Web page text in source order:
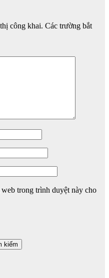
công khai. Các trường bắt
trong trình duyệt này cho
kiếm